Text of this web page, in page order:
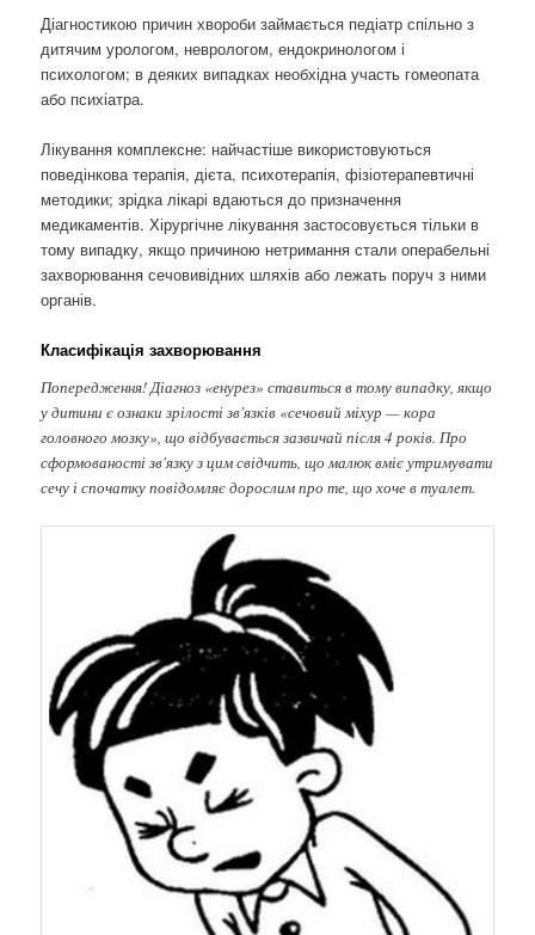
Діагностикою причин хвороби займається педіатр спільно з
дитячим урологом, неврологом, ендокринологом і
психологом; в деяких випадках необхідна участь гомеопата
або психіатра.
Лікування комплексне: найчастіше використовуються
поведінкова терапія, дієта, психотерапія, фізіотерапевтичні
методики; зрідка лікарі вдаються до призначення
медикаментів. Хірургічне лікування застосовується тільки в
тому випадку, якщо причиною нетримання стали операбельні
захворювання сечовивідних шляхів або лежать поруч з ними
органів.
Класифікація захворювання
Попередження! Діагноз «енурез» ставиться в тому випадку, якщо
у дитини є ознаки зрілості зв'язків «сечовий міхур — кора
головного мозку», що відбувається зазвичай після 4 років. Про
сформованості зв'язку з цим свідчить, що малюк вміє утримувати
сечу і спочатку повідомляє дорослим про те, що хоче в туалет.